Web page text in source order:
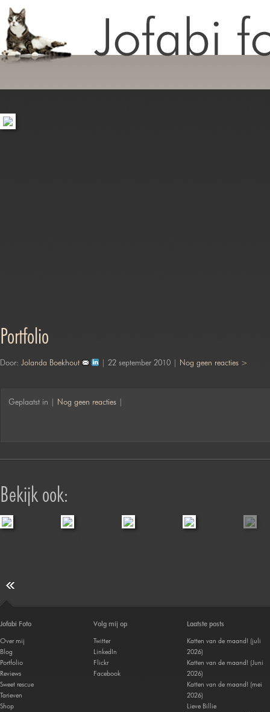
Portfolio
Door: Jolanda Boekhout | 22 september 2010 | Nog geen reacties >
Geplaatst in | Nog geen reacties |
Bekijk ook:
Jofabi Foto
Over mij
Blog
Portfolio
Reviews
Sweet rescue
Tarieven
Shop
Volg mij op
Twitter
LinkedIn
Flickr
Facebook
Laatste posts
Katten van de maand! (juli
2026)
Katten van de maand! (Juni
2026)
Katten van de maand! (mei
2026)
Lieve Billie